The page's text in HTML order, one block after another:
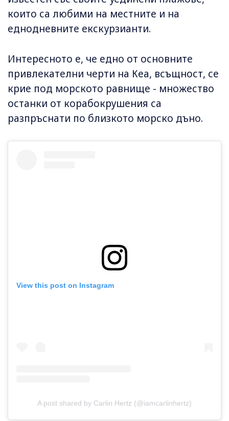
които са любими на местните и на
еднодневните екскурзианти.
Интересното е, че едно от основните
привлекателни черти на Кеа, всъщност, се
крие под морското равнище - множество
останки от корабокрушения са
разпръснати по близкото морско дъно.
View this post on Instagram
A post shared by Carlin Hertz (@iamcarlinhertz)